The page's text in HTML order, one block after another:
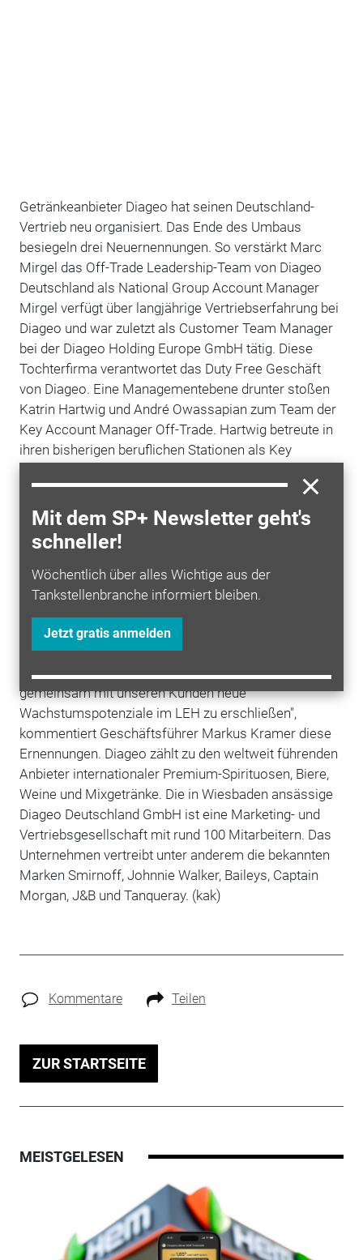
Mit dem SP+ Newsletter geht's
schneller!
Wöchentlich über alles Wichtige aus der
Tankstellenbranche informiert bleiben.
Jetzt gratis anmelden
Getränkeanbieter Diageo hat seinen Deutschland-
Vertrieb neu organisiert. Das Ende des Umbaus
besiegeln drei Neuernennungen. So verstärkt Marc
Mirgel das Off-Trade Leadership-Team von Diageo
Deutschland als National Group Account Manager
Mirgel verfügt über langjährige Vertriebserfahrung bei
Diageo und war zuletzt als Customer Team Manager
bei der Diageo Holding Europe GmbH tätig. Diese
Tochterfirma verantwortet das Duty Free Geschäft
von Diageo. Eine Managementebene drunter stoßen
Katrin Hartwig und André Owassapian zum Team der
Key Account Manager Off-Trade. Hartwig betreute in
ihren bisherigen beruflichen Stationen als Key
bei Danone Waters Deutschland insbesondere den
Getränkefachgroßhandel. Sie kümmert sich nun um
Rewe. André Owassapian bekleidete in den letzten
Jahren verschiedene Vertriebs- und
Marketingfunktionen bei Diageo Deutschland. Er wird
Markant- sowie Convenience-Kunden betreuen. "Wir
Owassapian drei erfahrene und kompetente Sales-
Manager gewonnen zu haben, die unsere
Vertriebskraft weiter stärken und uns helfen werden,
gemeinsam mit unseren Kunden neue
Wachstumspotenziale im LEH zu erschließen",
kommentiert Geschäftsführer Markus Kramer diese
Ernennungen. Diageo zählt zu den weltweit führenden
Anbieter internationaler Premium-Spirituosen, Biere,
Weine und Mixgetränke. Die in Wiesbaden ansässige
Diageo Deutschland GmbH ist eine Marketing- und
Vertriebsgesellschaft mit rund 100 Mitarbeitern. Das
Unternehmen vertreibt unter anderem die bekannten
Marken Smirnoff, Johnnie Walker, Baileys, Captain
Morgan, J&B und Tanqueray. (kak)
Kommentare Teilen
ZUR STARTSEITE
MEISTGELESEN